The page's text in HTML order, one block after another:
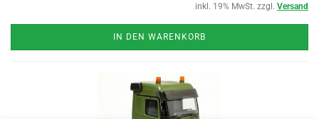
inkl. 19% MwSt. zzgl. Versand
IN DEN WARENKORB